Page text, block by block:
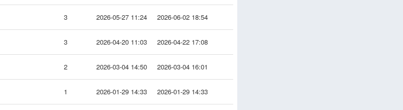
3 2026-05-27 11:24 2026-06-02 18:54
3 2026-04-20 11:03 2026-04-22 17:08
2 2026-03-04 14:50 2026-03-04 16:01
1 2026-01-29 14:33 2026-01-29 14:33